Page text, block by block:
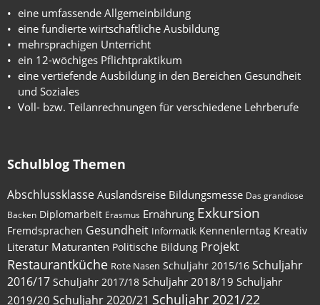
eine umfassende Allgemeinbildung
eine fundierte wirtschaftliche Ausbildung
mehrsprachigen Unterricht
ein 12-wöchiges Pflichtpraktikum
eine vertiefende Ausbildung in den Bereichen Gesundheit
und Soziales
Voll- bzw. Teilanrechnungen für verschiedene Lehrberufe
Schulblog Themen
AbschlussklasseAuslandsreise Bildungsmesse Das grandiose
Backen Diplomarbeit Erasmus Ernährung Exkursion
Fremdsprachen Gesundheit Informatik Kennenlerntag Kreativ
Literatur Maturanten Politische Bildung Projekt
Restaurantküche Rote Nasen Schuljahr 2015/16 Schuljahr
2016/17 Schuljahr 2017/18 Schuljahr 2018/19 Schuljahr
2019/20 Schuljahr 2020/21 Schuljahr 2021/22